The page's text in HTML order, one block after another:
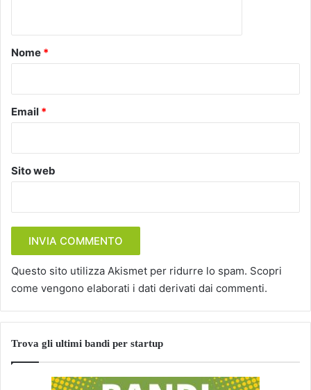
o
Nome *
Email *
Sito web
Questo sito utilizza Akismet per ridurre lo spam. Scopri
come vengono elaborati i dati derivati dai commenti.
Trova gli ultimi bandi per startup